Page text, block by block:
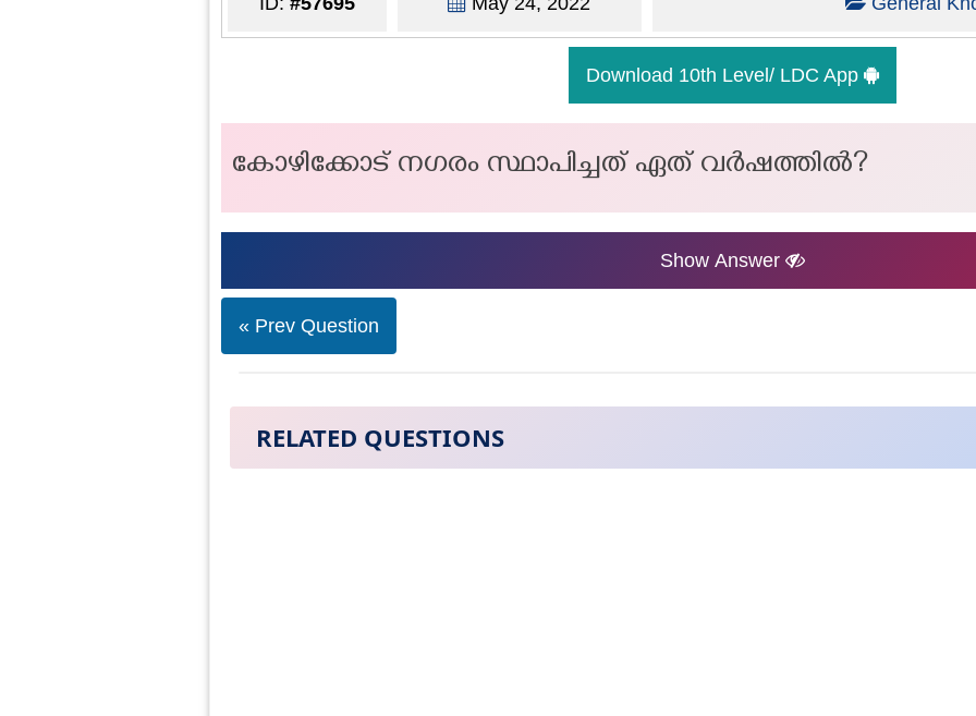
Download 10th Level/ LDC App
കോഴിക്കോട് നഗരം സ്ഥാപിച്ചത് ഏത് വർഷത്തിൽ?
Show Answer
« Prev Question
RELATED QUESTIONS